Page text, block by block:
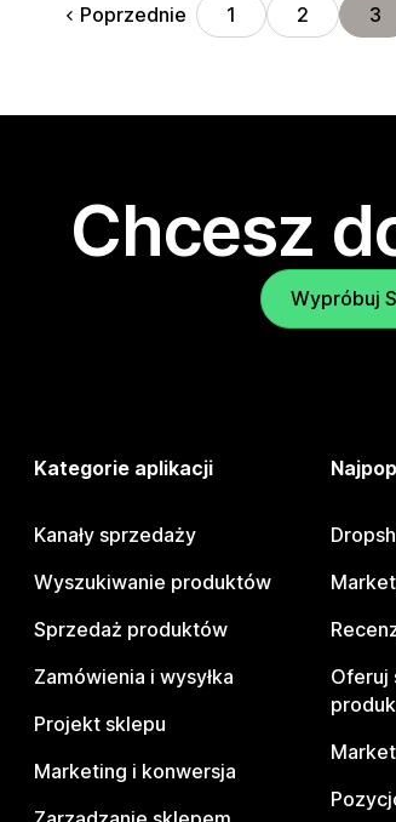
Poprzednie 1 2 3
Chcesz
Wypróbuj
Kategorie aplikacji
Kanały sprzedaży
Wyszukiwanie produktów
Sprzedaż produktów
Zamówienia i wysyłka
Projekt sklepu
Marketing i konwersja
Oferuj